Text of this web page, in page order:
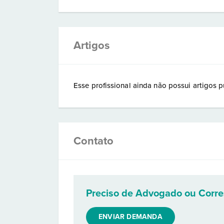
Artigos
Esse profissional ainda não possui artigos
Contato
Preciso de Advogado ou
ENVIAR DEMANDA